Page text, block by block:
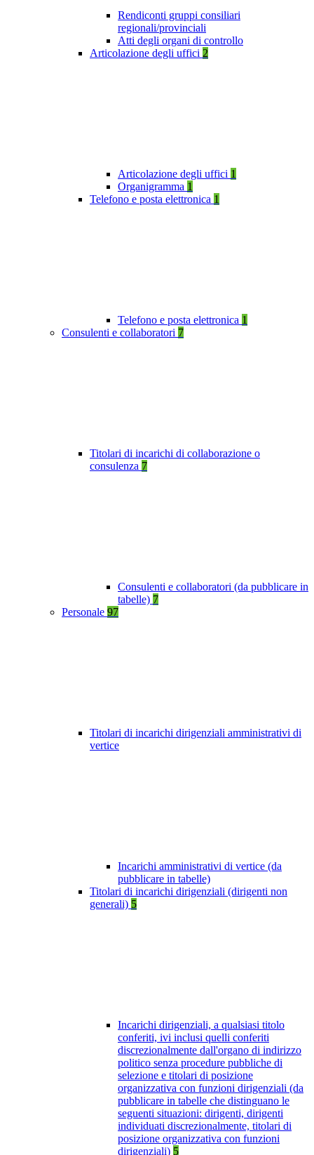
Rendiconti gruppi consiliari
regionali/provinciali
Atti degli organi di controllo
Articolazione degli uffici 2
Articolazione degli uffici 1
Organigramma 1
Telefono e posta elettronica 1
Telefono e posta elettronica 1
Consulenti e collaboratori 7
Titolari di incarichi di collaborazione o
consulenza 7
Consulenti e collaboratori (da pubblicare in
tabelle) 7
Personale 97
Titolari di incarichi dirigenziali amministrativi di
vertice
Incarichi amministrativi di vertice (da
pubblicare in tabelle)
Titolari di incarichi dirigenziali (dirigenti non
generali) 5
Incarichi dirigenziali, a qualsiasi titolo
conferiti, ivi inclusi quelli conferiti
discrezionalmente dall'organo di indirizzo
politico senza procedure pubbliche di
selezione e titolari di posizione
organizzativa con funzioni dirigenziali (da
pubblicare in tabelle che distinguano le
seguenti situazioni: dirigenti, dirigenti
individuati discrezionalmente, titolari di
posizione organizzativa con funzioni
dirigenziali) 5